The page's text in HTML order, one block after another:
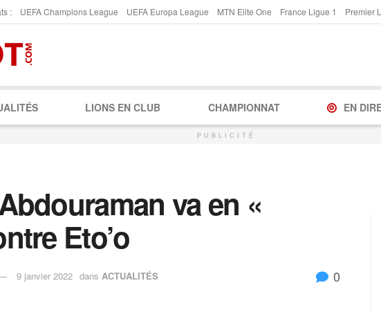
: UEFA Champions League UEFA Europa League MTN Elite One France Ligue 1 Premier
LIONS EN CLUB CHAMPIONNAT EN
PUBLICITÉ
va en «
Eto’o
9 janvier 2022 dans ACTUALITÉS 0